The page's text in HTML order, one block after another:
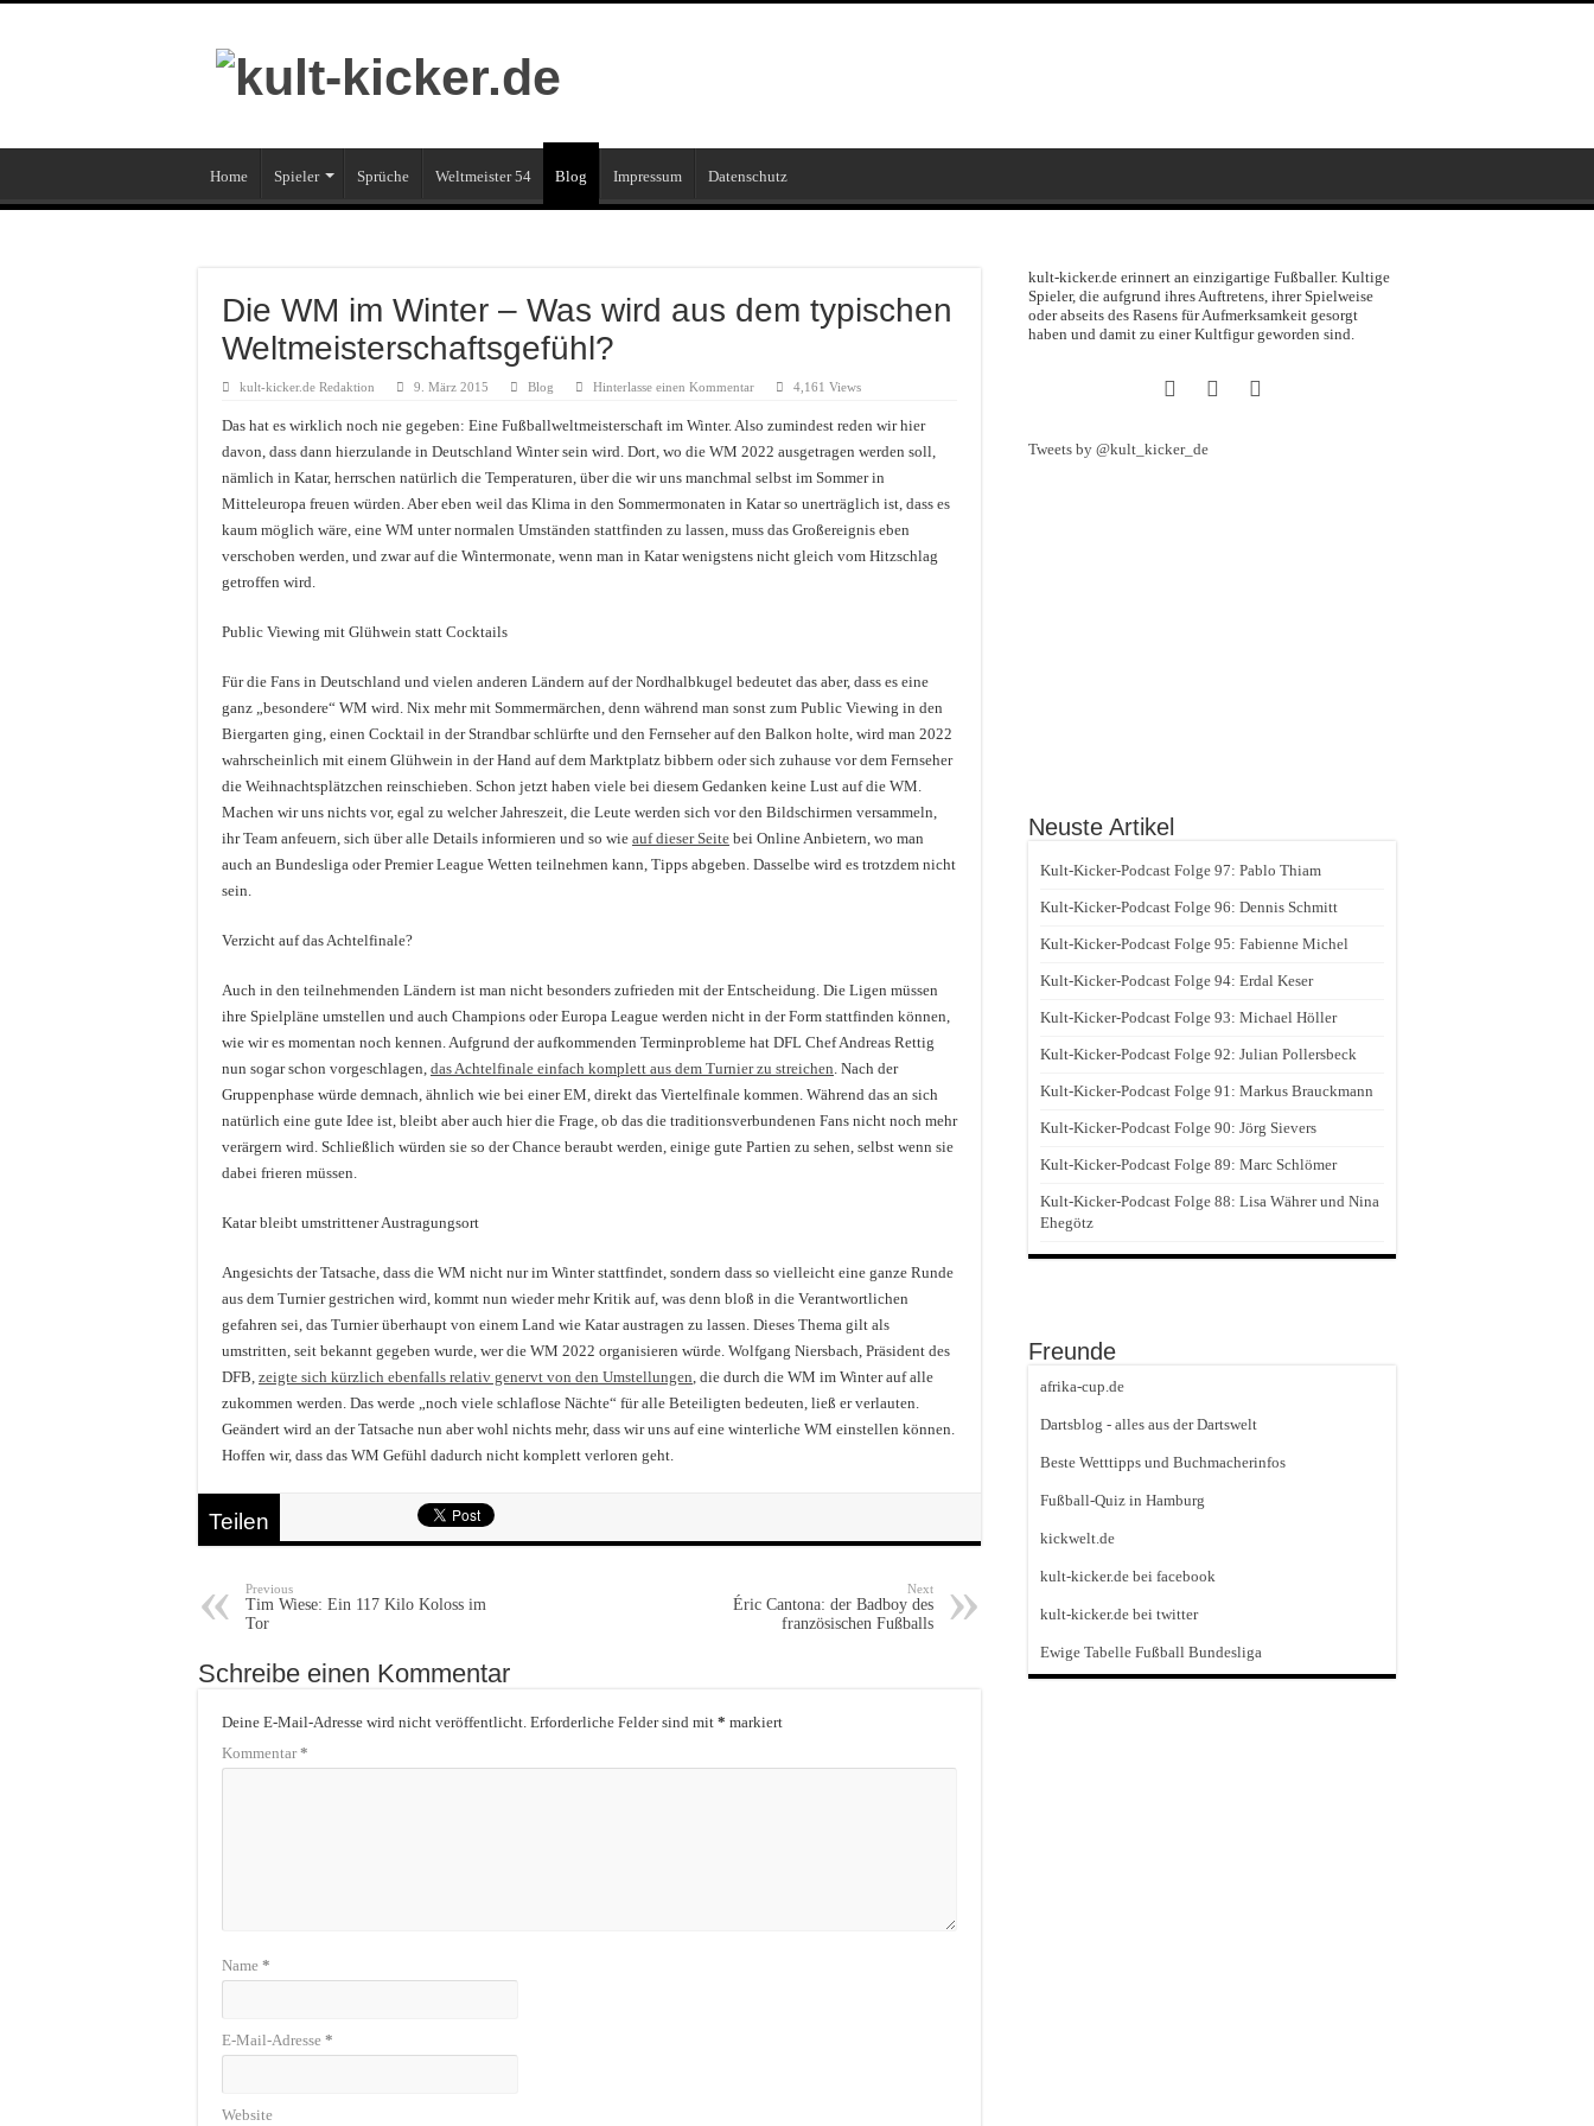
Home Spieler Sprüche Weltmeister 54 Blog Impressum Datenschutz
Die WM im Winter – Was wird aus dem typischen
Weltmeisterschaftsgefühl?
kult-kicker.de Redaktion 9. März 2015 Blog Hinterlasse einen Kommentar 4,161 Views
Das hat es wirklich noch nie gegeben: Eine Fußballweltmeisterschaft im Winter. Also zumindest reden wir hier
davon, dass dann hierzulande in Deutschland Winter sein wird. Dort, wo die WM 2022 ausgetragen werden soll,
nämlich in Katar, herrschen natürlich die Temperaturen, über die wir uns manchmal selbst im Sommer in
Mitteleuropa freuen würden. Aber eben weil das Klima in den Sommermonaten in Katar so unerträglich ist, dass es
kaum möglich wäre, eine WM unter normalen Umständen stattfinden zu lassen, muss das Großereignis eben
verschoben werden, und zwar auf die Wintermonate, wenn man in Katar wenigstens nicht gleich vom Hitzschlag
getroffen wird.
Public Viewing mit Glühwein statt Cocktails
Für die Fans in Deutschland und vielen anderen Ländern auf der Nordhalbkugel bedeutet das aber, dass es eine
ganz „besondere“ WM wird. Nix mehr mit Sommermärchen, denn während man sonst zum Public Viewing in den
Biergarten ging, einen Cocktail in der Strandbar schlürfte und den Fernseher auf den Balkon holte, wird man 2022
wahrscheinlich mit einem Glühwein in der Hand auf dem Marktplatz bibbern oder sich zuhause vor dem Fernseher
die Weihnachtsplätzchen reinschieben. Schon jetzt haben viele bei diesem Gedanken keine Lust auf die WM.
Machen wir uns nichts vor, egal zu welcher Jahreszeit, die Leute werden sich vor den Bildschirmen versammeln,
ihr Team anfeuern, sich über alle Details informieren und so wie auf dieser Seite bei Online Anbietern, wo man
auch an Bundesliga oder Premier League Wetten teilnehmen kann, Tipps abgeben. Dasselbe wird es trotzdem nicht
sein.
Verzicht auf das Achtelfinale?
Auch in den teilnehmenden Ländern ist man nicht besonders zufrieden mit der Entscheidung. Die Ligen müssen
ihre Spielpläne umstellen und auch Champions oder Europa League werden nicht in der Form stattfinden können,
wie wir es momentan noch kennen. Aufgrund der aufkommenden Terminprobleme hat DFL Chef Andreas Rettig
nun sogar schon vorgeschlagen, das Achtelfinale einfach komplett aus dem Turnier zu streichen. Nach der
Gruppenphase würde demnach, ähnlich wie bei einer EM, direkt das Viertelfinale kommen. Während das an sich
natürlich eine gute Idee ist, bleibt aber auch hier die Frage, ob das die traditionsverbundenen Fans nicht noch mehr
verärgern wird. Schließlich würden sie so der Chance beraubt werden, einige gute Partien zu sehen, selbst wenn sie
dabei frieren müssen.
Katar bleibt umstrittener Austragungsort
Angesichts der Tatsache, dass die WM nicht nur im Winter stattfindet, sondern dass so vielleicht eine ganze Runde
aus dem Turnier gestrichen wird, kommt nun wieder mehr Kritik auf, was denn bloß in die Verantwortlichen
gefahren sei, das Turnier überhaupt von einem Land wie Katar austragen zu lassen. Dieses Thema gilt als
umstritten, seit bekannt gegeben wurde, wer die WM 2022 organisieren würde. Wolfgang Niersbach, Präsident des
DFB, zeigte sich kürzlich ebenfalls relativ genervt von den Umstellungen, die durch die WM im Winter auf alle
zukommen werden. Das werde „noch viele schlaflose Nächte“ für alle Beteiligten bedeuten, ließ er verlauten.
Geändert wird an der Tatsache nun aber wohl nichts mehr, dass wir uns auf eine winterliche WM einstellen können.
Hoffen wir, dass das WM Gefühl dadurch nicht komplett verloren geht.
Teilen
Previous
Tim Wiese: Ein 117 Kilo Koloss im
Tor
Next
Éric Cantona: der Badboy des
französischen Fußballs
Schreibe einen Kommentar
Deine E-Mail-Adresse wird nicht veröffentlicht. Erforderliche Felder sind mit * markiert
Kommentar*
Name *
E-Mail-Adresse *
Website
kult-kicker.de erinnert an einzigartige Fußballer. Kultige
Spieler, die aufgrund ihres Auftretens, ihrer Spielweise
oder abseits des Rasens für Aufmerksamkeit gesorgt
haben und damit zu einer Kultfigur geworden sind.
Tweets by @kult_kicker_de
Neuste Artikel
Kult-Kicker-Podcast Folge 97: Pablo Thiam
Kult-Kicker-Podcast Folge 96: Dennis Schmitt
Kult-Kicker-Podcast Folge 95: Fabienne Michel
Kult-Kicker-Podcast Folge 94: Erdal Keser
Kult-Kicker-Podcast Folge 93: Michael Höller
Kult-Kicker-Podcast Folge 92: Julian Pollersbeck
Kult-Kicker-Podcast Folge 91: Markus Brauckmann
Kult-Kicker-Podcast Folge 90: Jörg Sievers
Kult-Kicker-Podcast Folge 89: Marc Schlömer
Kult-Kicker-Podcast Folge 88: Lisa Währer und Nina
Ehegötz
Freunde
afrika-cup.de
Dartsblog - alles aus der Dartswelt
Beste Wetttipps und Buchmacherinfos
Fußball-Quiz in Hamburg
kickwelt.de
kult-kicker.de bei facebook
kult-kicker.de bei twitter
Ewige Tabelle Fußball Bundesliga